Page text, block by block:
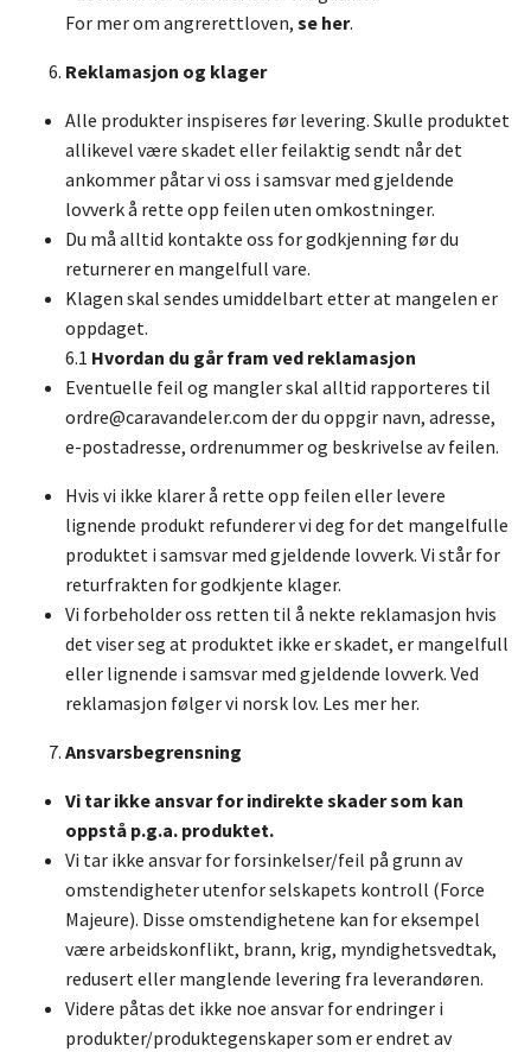
For mer om angrerettloven, se her.
Reklamasjon og klager
Alle produkter inspiseres før levering. Skulle produktet
allikevel være skadet eller feilaktig sendt når det
ankommer påtar vi oss i samsvar med gjeldende
lovverk å rette opp feilen uten omkostninger.
Du må alltid kontakte oss for godkjenning før du
returnerer en mangelfull vare.
Klagen skal sendes umiddelbart etter at mangelen er
oppdaget.
6.1 Hvordan du går fram ved reklamasjon
Eventuelle feil og mangler skal alltid rapporteres til
ordre@caravandeler.com der du oppgir navn, adresse,
e-postadresse, ordrenummer og beskrivelse av feilen.
Hvis vi ikke klarer å rette opp feilen eller levere
lignende produkt refunderer vi deg for det mangelfulle
produktet i samsvar med gjeldende lovverk. Vi står for
returfrakten for godkjente klager.
Vi forbeholder oss retten til å nekte reklamasjon hvis
det viser seg at produktet ikke er skadet, er mangelfull
eller lignende i samsvar med gjeldende lovverk. Ved
reklamasjon følger vi norsk lov. Les mer her.
Ansvarsbegrensning
Vi tar ikke ansvar for indirekte skader som kan
oppstå p.g.a. produktet.
Vi tar ikke ansvar for forsinkelser/feil på grunn av
omstendigheter utenfor selskapets kontroll (Force
Majeure). Disse omstendighetene kan for eksempel
være arbeidskonflikt, brann, krig, myndighetsvedtak,
redusert eller manglende levering fra leverandøren.
Videre påtas det ikke noe ansvar for endringer i
produkter/produktegenskaper som er endret av